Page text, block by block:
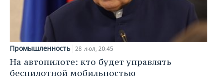
Промышленность 28 июл, 20:45
На автопилоте: кто будет управлять
беспилотной мобильностью